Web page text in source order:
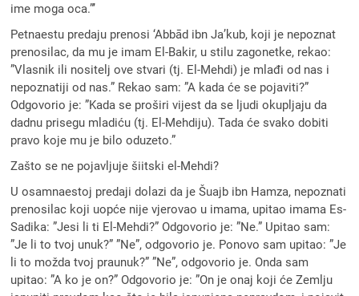
ime moga oca.”’
Petnaestu predaju prenosi ‘Abbād ibn Ja’kub, koji je nepoznat
prenosilac, da mu je imam El-Bakir, u stilu zagonetke, rekao:
”Vlasnik ili nositelj ove stvari (tj. El-Mehdi) je mlađi od nas i
nepoznatiji od nas.” Rekao sam: ”A kada će se pojaviti?”
Odgovorio je: ”Kada se proširi vijest da se ljudi okupljaju da
dadnu prisegu mladiću (tj. El-Mehdiju). Tada će svako dobiti
pravo koje mu je bilo oduzeto.”
Zašto se ne pojavljuje šiitski el-Mehdi?
U osamnaestoj predaji dolazi da je Šuajb ibn Hamza, nepoznati
prenosilac koji uopće nije vjerovao u imama, upitao imama Es-
Sadika: ”Jesi li ti El-Mehdi?” Odgovorio je: ”Ne.” Upitao sam:
”Je li to tvoj unuk?” ”Ne”, odgovorio je. Ponovo sam upitao: ”Je
li to možda tvoj praunuk?” ”Ne”, odgovorio je. Onda sam
upitao: ”A ko je on?” Odgovorio je: ”On je onaj koji će Zemlju